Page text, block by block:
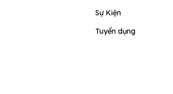
Sự Kiện
Tuyển dụng